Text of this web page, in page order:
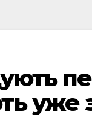
уже з